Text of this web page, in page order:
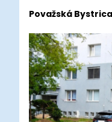
Považská Bystrica